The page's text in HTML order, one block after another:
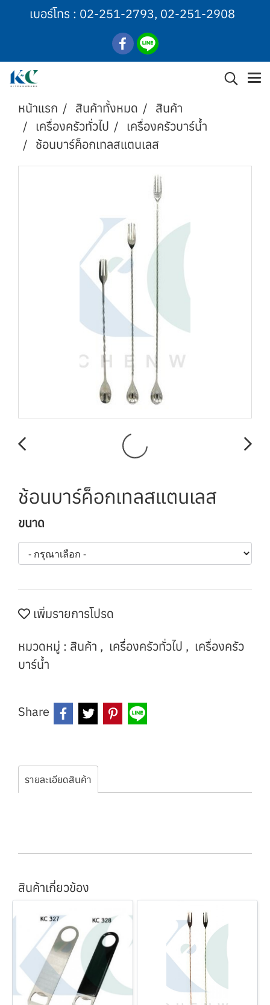
เบอร์โทร : 02-251-2793, 02-251-2908
หน้าแรก สินค้าทั้งหมด
สินค้า
เครื่องครัวทั่วไป
เครื่องครัวบาร์น้ำ
ช้อนบาร์ค็อกเทลสแตนเลส
ช้อนบาร์ค็อกเทลสแตนเลส
ขนาด
เพิ่มรายการโปรด
หมวดหมู่ : สินค้า , เครื่องครัวทั่วไป , เครื่องครัว
บาร์น้ำ
Share
รายละเอียดสินค้า
สินค้าเกี่ยวข้อง